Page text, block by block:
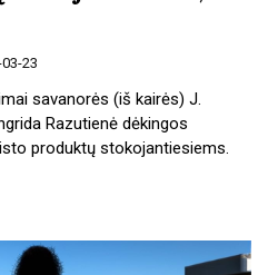
23
savanorės (iš kairės) J.
Razutienė dėkingos
produktų stokojantiesiems.